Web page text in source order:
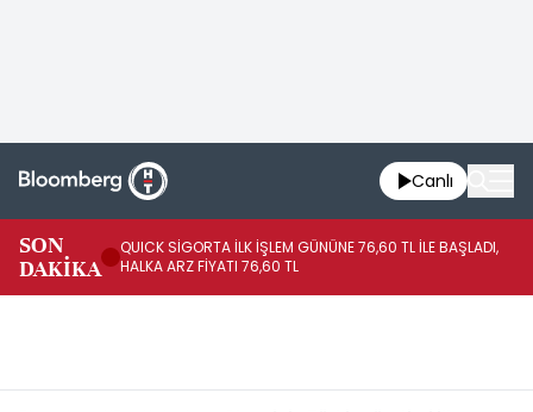
Canlı
SON
DAKİKA
QUICK SİGORTA İLK İŞLEM GÜNÜNE 76,60 TL İLE BAŞLADI,
HALKA ARZ FİYATI 76,60 TL